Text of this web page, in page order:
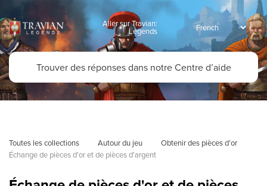
Aller sur Travian:
Legends
Toutes les collections Autour du jeu
Obtenir des pièces d’or
Échange de pièces d'or et de pièces d'argent